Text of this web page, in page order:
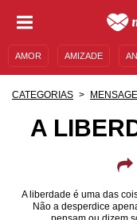
AMOR AMIZADE
CATEGORIAS
A
A liberdade é uma das
Não a desperdice